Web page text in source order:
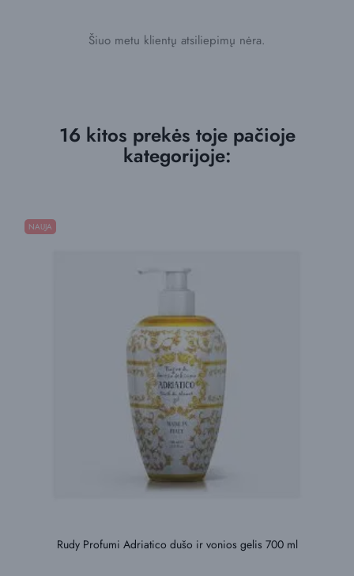
Šiuo metu klientų atsiliepimų nėra.
16 kitos prekės toje pačioje
kategorijoje:
NAUJA
Rudy Profumi Adriatico dušo ir vonios gelis 700 ml